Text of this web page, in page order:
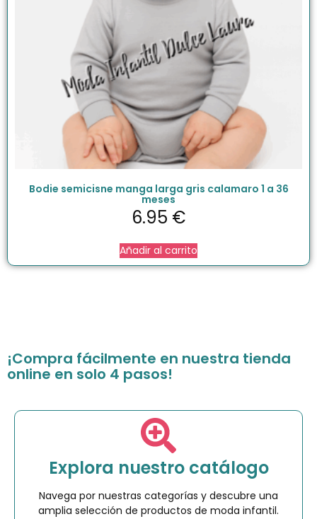
Bodie semicisne manga larga gris calamaro 1 a 36
meses
6.95 €
Añadir al carrito
¡Compra fácilmente en nuestra tienda
online en solo 4 pasos!
Explora nuestro catálogo
Navega por nuestras categorías y descubre una
amplia selección de productos de moda infantil.